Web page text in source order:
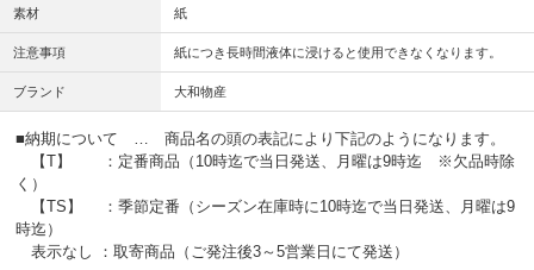
素材 紙
注意事項 紙につき長時間液体に浸けると使用できなくなります。
ブランド 大和物産
■納期について … 商品名の頭の表記により下記のようになります。
【T】 ：定番商品（10時迄で当日発送、月曜は9時迄 ※欠品時除
く）
【TS】 ：季節定番（シーズン在庫時に10時迄で当日発送、月曜は9
時迄）
表示なし ：取寄商品（ご発注後3～5営業日にて発送）